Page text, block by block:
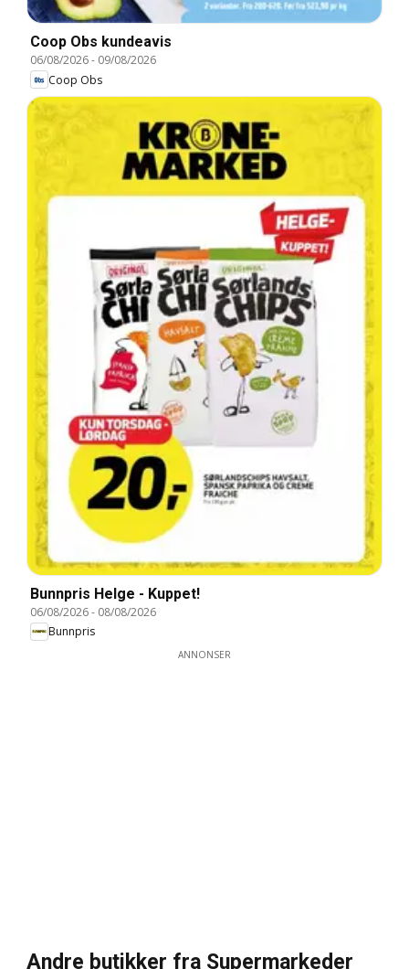
Coop Obs kundeavis
06/08/2026- 09/08/2026
Coop Obs
Bunnpris Helge - Kuppet!
06/08/2026- 08/08/2026
Bunnpris
ANNONSER
Andre butikker fra Supermarkeder